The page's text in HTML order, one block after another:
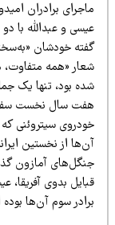
و عبدالله با دو
خودشان «به‌سختی
«همه متفاوت، همه
بود، تنها یک جمله
سال نخست سفر
سیتروئنی که
از نخستین
آمازون گذاشتند.
بدوی آفریقا،
سوم آن‌ها بوده است.